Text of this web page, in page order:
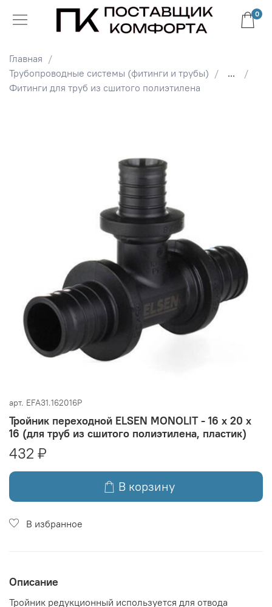
0
Главная
Трубопроводные системы (фитинги и трубы)
...
Фитинги для труб из сшитого полиэтилена
арт. EFA31.162016P
Тройник переходной ELSEN MONOLIT - 16 x 20 x
16 (для труб из сшитого полиэтилена, пластик)
432 ₽
В корзину
В избранное
Описание
Тройник редукционный используется для отвода